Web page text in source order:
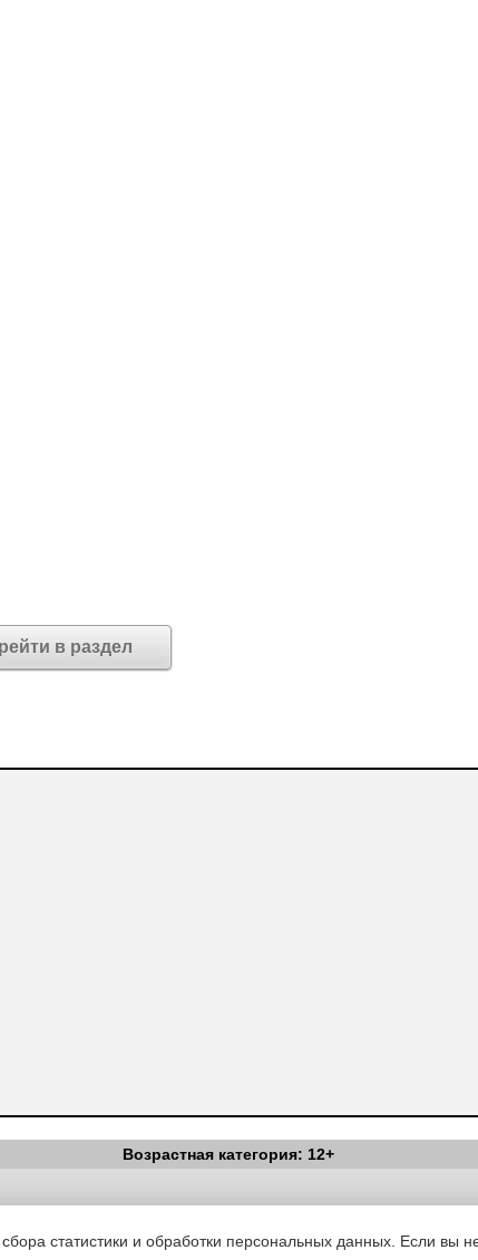
в раздел
Возрастная категория: 12+
Педагога|Об издании|Условия|Политика
статистики и обработки персональных данных. Если вы